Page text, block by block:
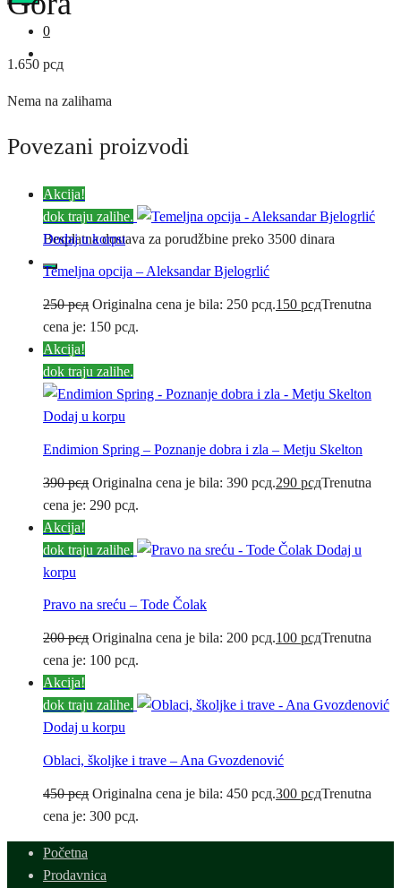
0
0
Besplatna dostava za porudžbine preko 3500 dinara
1.650 рсд
Nema na zalihama
Povezani proizvodi
Akcija!
dok traju zalihe.
Dodaj u korpu
Temeljna opcija – Aleksandar Bjelogrlić
250рсд Originalna cena je bila: 250 рсд.150 рсдTrenutna
cena je: 150 рсд.
Akcija!
dok traju zalihe.
Dodaj u korpu
Endimion Spring – Poznanje dobra i zla – Metju Skelton
390рсд Originalna cena je bila: 390 рсд.290 рсдTrenutna
cena je: 290 рсд.
Akcija!
dok traju zalihe.
Dodaj u
korpu
Pravo na sreću – Tode Čolak
200рсд Originalna cena je bila: 200 рсд.100 рсдTrenutna
cena je: 100 рсд.
Akcija!
dok traju zalihe.
Dodaj u korpu
Oblaci, školjke i trave – Ana Gvozdenović
450рсд Originalna cena je bila: 450 рсд.300 рсдTrenutna
cena je: 300 рсд.
Početna
Prodavnica